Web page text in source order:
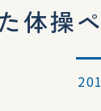
体操